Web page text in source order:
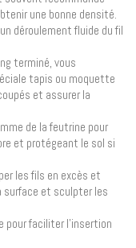
une bonne densité.
déroulement fluide du fil
terminé, vous
tapis ou moquette
et assurer la
de la feutrine pour
et protégeant le sol si
les fils en excès et
surface et sculpter les
pour faciliter l’insertion